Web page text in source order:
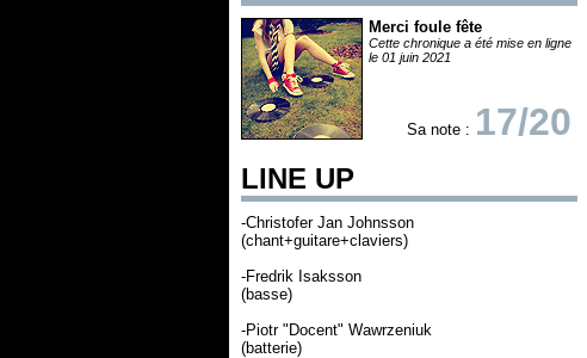
Merci foule fête
Cette chronique a été mise en ligne
le 01 juin 2021
Sa note : 17/20
LINE UP
-Christofer Jan Johnsson
(chant+guitare+claviers)
-Fredrik Isaksson
(basse)
-Piotr "Docent" Wawrzeniuk
(batterie)